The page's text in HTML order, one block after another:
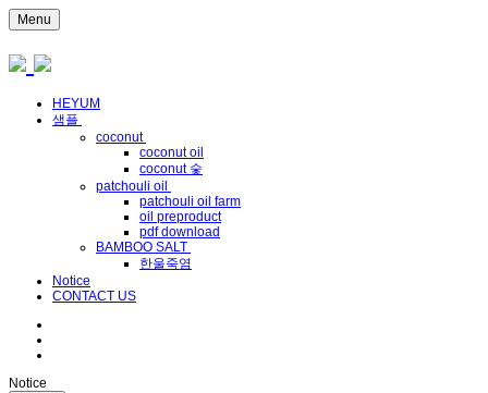
Menu
HEYUM
샘플
coconut
coconut oil
coconut 숯
patchouli oil
patchouli oil farm
oil preproduct
pdf download
BAMBOO SALT
한울죽염
Notice
CONTACT US
Notice